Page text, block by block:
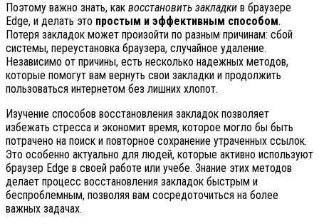
Поэтому важно знать, как восстановить закладки в браузере
Edge, и делать это простым и эффективным способом.
Потеря закладок может произойти по разным причинам: сбой
системы, переустановка браузера, случайное удаление.
Независимо от причины, есть несколько надежных методов,
которые помогут вам вернуть свои закладки и продолжить
пользоваться интернетом без лишних хлопот.
Изучение способов восстановления закладок позволяет
избежать стресса и экономит время, которое могло бы быть
потрачено на поиск и повторное сохранение утраченных ссылок.
Это особенно актуально для людей, которые активно используют
браузер Edge в своей работе или учебе. Знание этих методов
делает процесс восстановления закладок быстрым и
беспроблемным, позволяя вам сосредоточиться на более
важных задачах.